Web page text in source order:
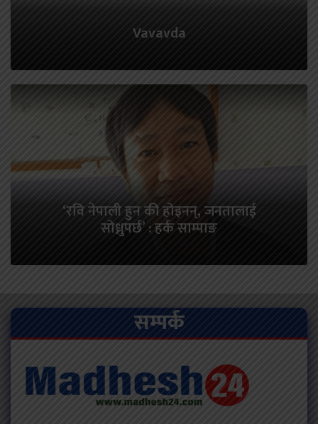
Vavavda
‘रवि नेपाली हुन की होइनन्, जनतालाई
सोध्नुपर्छ’ : हर्क साम्पाङ
सम्पर्क